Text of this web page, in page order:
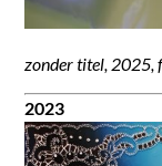
zonder titel, 2025,
2023